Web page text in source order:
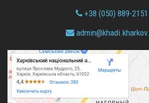
+38 (050) 889-2151
admin@khadi.kharkov.